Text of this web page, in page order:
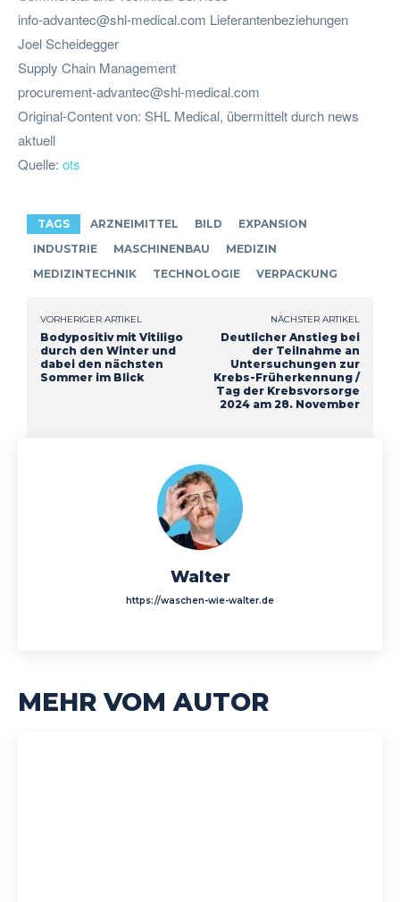
info-advantec@shl-medical.com Lieferantenbeziehungen
Joel Scheidegger
Supply Chain Management
procurement-advantec@shl-medical.com
Original-Content von: SHL Medical, übermittelt durch news
aktuell
Quelle: ots
TAGS ARZNEIMITTEL BILD
EXPANSION
INDUSTRIE
MASCHINENBAU
MEDIZIN
MEDIZINTECHNIK
TECHNOLOGIE VERPACKUNG
VORHERIGER ARTIKEL
Bodypositiv mit Vitiligo
durch den Winter und
dabei den nächsten
Sommer im Blick
NÄCHSTER ARTIKEL
Deutlicher Anstieg bei
der Teilnahme an
Untersuchungen zur
Krebs-Früherkennung /
Tag der Krebsvorsorge
2024 am 28. November
Walter
https://waschen-wie-walter.de
MEHR VOM AUTOR